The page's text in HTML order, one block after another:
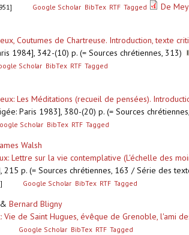
Google Scholar BibTex RTF Tagged De
Coutumes de Chartreuse. Introduction, texte
1984], 342-(10) p. (= Sources chrétiennes, 313)
Scholar BibTex RTF Tagged
Les Méditations (recueil de pensées).
Paris 1983], 380-(20) p. (= Sources
Scholar BibTex RTF Tagged
Walsh
Lettre sur la vie contemplative (L'échelle des
215 p. (= Sources chrétiennes, 163 / Série des
Google Scholar BibTex RTF Tagged
& Bernard Bligny
Vie de Saint Hugues, évêque de Grenoble, l'ami
Google Scholar BibTex RTF Tagged